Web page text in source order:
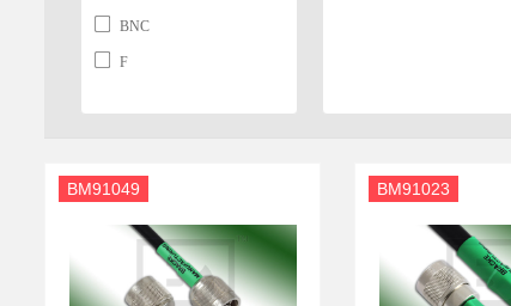
BNC
F
BM91049 BM91023